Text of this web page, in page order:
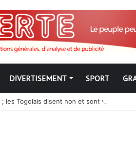
DIVERTISEMENT SPORT
les Togolais disent non et sont vent debout